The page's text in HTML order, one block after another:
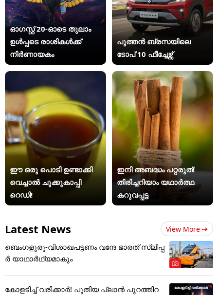
ഓഗസ്റ്റ് 20-ഓടെ തുലാം
ഉൾപ്പടെ രാശികൾക്ക്
നിർണായകം
പുത്തൻ ബ്രസയിലെ
ടോപ് 10 ഫീച്ചേഴ്സ്
ഈ ഒരു പൊടി ഉണ്ടാക്കി
വെച്ചാൽ ചുക്കുകാപ്പി
റെഡി!
ഇനി അബദ്ധം പറ്റരുത്!
തിരിച്ചറിയാം യഥാര്‍ത്ഥ
കറുവപ്പട്ട
Latest News View More
ബെംഗളൂരു-വിശാഖപട്ടണം വന്ദേ ഭാരത് സ്ലീപ്പ
ര്‍ യാഥാര്‍ഥ്യമാകും
കോളടിച്ച് വരിക്കാർ! പുതിയ പ്ലാൻ പുറത്തിറ